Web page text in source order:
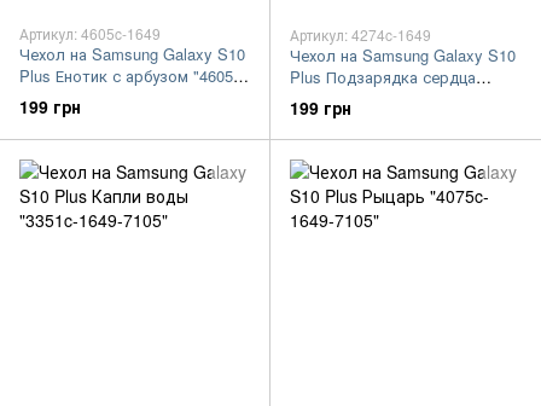
Артикул: 4605c-1649
Чехол на Samsung Galaxy S10
Plus Енотик с арбузом "4605c-
1649-7105"
199 грн
Артикул: 4274c-1649
Чехол на Samsung Galaxy S10
Plus Подзарядка сердца
"4274c-1649-7105"
199 грн